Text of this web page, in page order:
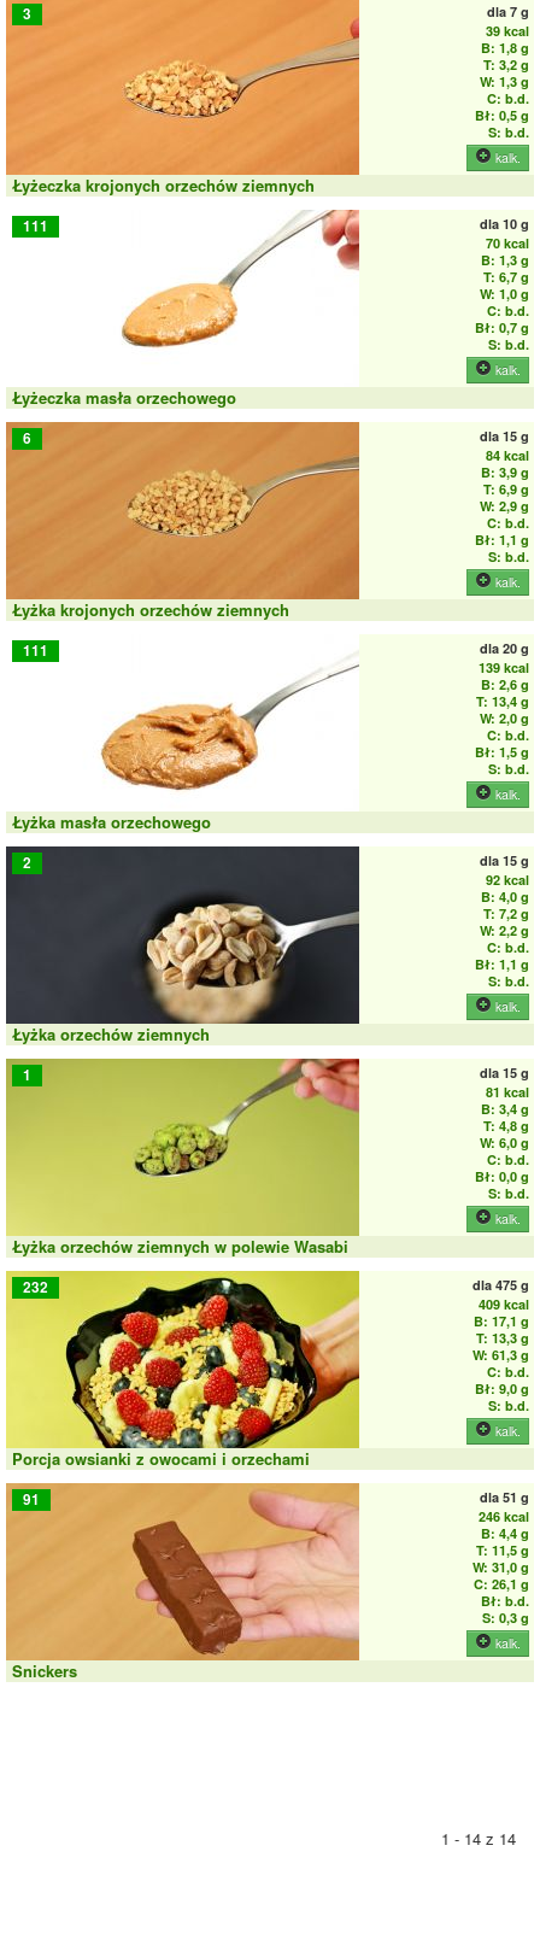
3 dla 7 g
39 kcal
B: 1,8 g
T: 3,2 g
W: 1,3 g
C: b.d.
Bł: 0,5 g
S: b.d.
kalk.
Łyżeczka krojonych orzechów ziemnych
111 dla 10 g
70 kcal
B: 1,3 g
T: 6,7 g
W: 1,0 g
C: b.d.
Bł: 0,7 g
S: b.d.
kalk.
Łyżeczka masła orzechowego
6 dla 15 g
84 kcal
B: 3,9 g
T: 6,9 g
W: 2,9 g
C: b.d.
Bł: 1,1 g
S: b.d.
kalk.
Łyżka krojonych orzechów ziemnych
111 dla 20 g
139 kcal
B: 2,6 g
T: 13,4 g
W: 2,0 g
C: b.d.
Bł: 1,5 g
S: b.d.
kalk.
Łyżka masła orzechowego
2 dla 15 g
92 kcal
B: 4,0 g
T: 7,2 g
W: 2,2 g
C: b.d.
Bł: 1,1 g
S: b.d.
kalk.
Łyżka orzechów ziemnych
1 dla 15 g
81 kcal
B: 3,4 g
T: 4,8 g
W: 6,0 g
C: b.d.
Bł: 0,0 g
S: b.d.
kalk.
Łyżka orzechów ziemnych w polewie Wasabi
232 dla 475 g
409 kcal
B: 17,1 g
T: 13,3 g
W: 61,3 g
C: b.d.
Bł: 9,0 g
S: b.d.
kalk.
Porcja owsianki z owocami i orzechami
91 dla 51 g
246 kcal
B: 4,4 g
T: 11,5 g
W: 31,0 g
C: 26,1 g
Bł: b.d.
S: 0,3 g
kalk.
Snickers
1 - 14 z 14